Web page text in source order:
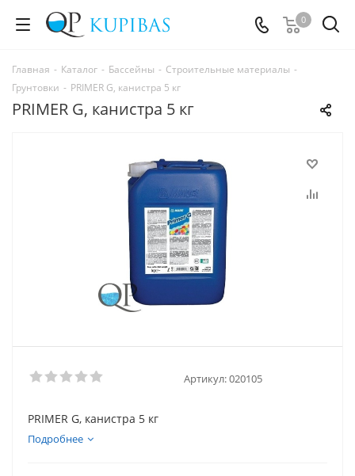
0
Главная - Каталог - Бассейны - Строительные материалы -
Грунтовки - PRIMER G, канистра 5 кг
PRIMER G, канистра 5 кг
Артикул:020105
PRIMER G, канистра 5 кг
Подробнее